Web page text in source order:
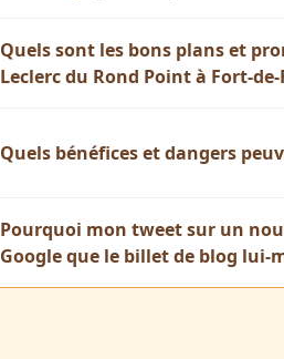
Quels sont les bons plans et
Leclerc du Rond Point à Fort-de-
Quels bénéfices et dangers
Pourquoi mon tweet sur un
Google que le billet de blog lui-